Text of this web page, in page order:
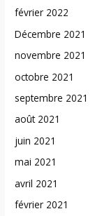
février 2022
Décembre 2021
novembre 2021
octobre 2021
septembre 2021
août 2021
juin 2021
mai 2021
avril 2021
février 2021